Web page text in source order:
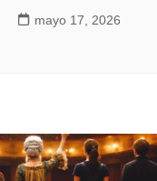
mayo 17, 2026